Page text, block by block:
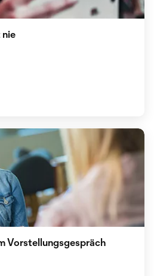
Vorstellungsgespräch